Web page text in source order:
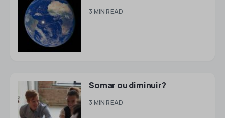
3 MIN READ
Somar ou diminuir?
3 MIN READ